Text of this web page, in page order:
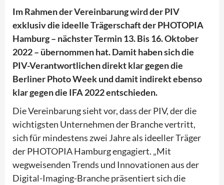
Im Rahmen der Vereinbarung wird der PIV
exklusiv die ideelle Trägerschaft der PHOTOPIA
Hamburg – nächster Termin 13. Bis 16. Oktober
2022 – übernommen hat. Damit haben sich die
PIV-Verantwortlichen direkt klar gegen die
Berliner Photo Week und damit indirekt ebenso
klar gegen die IFA 2022 entschieden.
Die Vereinbarung sieht vor, dass der PIV, der die
wichtigsten Unternehmen der Branche vertritt,
sich für mindestens zwei Jahre als ideeller Träger
der PHOTOPIA Hamburg engagiert. „Mit
wegweisenden Trends und Innovationen aus der
Digital-Imaging-Branche präsentiert sich die